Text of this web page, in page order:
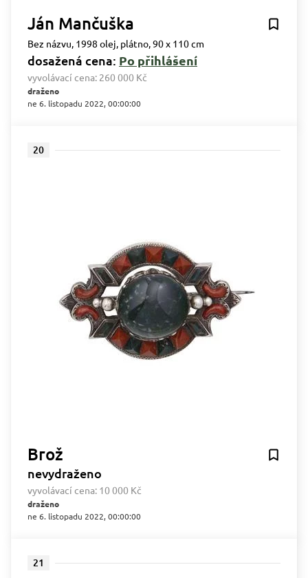
Ján Mančuška
Bez názvu, 1998 olej, plátno, 90 x 110 cm
dosažená cena: Po přihlášení
vyvolávací cena: 260 000 Kč
draženo
ne 6. listopadu 2022, 00:00:00
20
Brož
nevydraženo
vyvolávací cena: 10 000 Kč
draženo
ne 6. listopadu 2022, 00:00:00
21